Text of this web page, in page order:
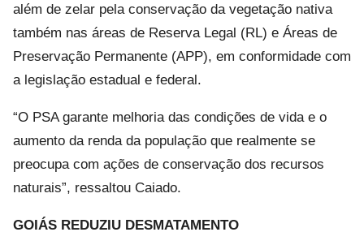
além de zelar pela conservação da vegetação nativa
também nas áreas de Reserva Legal (RL) e Áreas de
Preservação Permanente (APP), em conformidade com
a legislação estadual e federal.
“O PSA garante melhoria das condições de vida e o
aumento da renda da população que realmente se
preocupa com ações de conservação dos recursos
naturais”, ressaltou Caiado.
GOIÁS REDUZIU DESMATAMENTO